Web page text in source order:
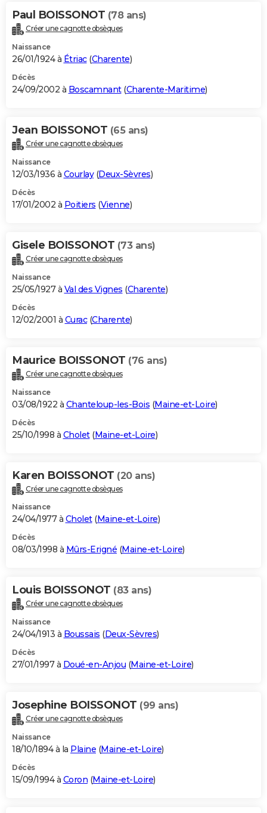
Paul BOISSONOT (78 ans)
Créer une cagnotte obsèques
Naissance
26/01/1924 à Étriac(Charente)
Décès
24/09/2002 à Boscamnant(Charente-Maritime)
Jean BOISSONOT (65 ans)
Créer une cagnotte obsèques
Naissance
12/03/1936 à Courlay(Deux-Sèvres)
Décès
17/01/2002 à Poitiers (Vienne)
Gisele BOISSONOT (73 ans)
Créer une cagnotte obsèques
Naissance
25/05/1927 à Val des Vignes (Charente)
Décès
12/02/2001 à Curac(Charente)
Maurice BOISSONOT (76 ans)
Créer une cagnotte obsèques
Naissance
03/08/1922 à Chanteloup-les-Bois (Maine-et-Loire)
Décès
25/10/1998 à Cholet(Maine-et-Loire)
Karen BOISSONOT (20 ans)
Créer une cagnotte obsèques
Naissance
24/04/1977 à Cholet(Maine-et-Loire)
Décès
08/03/1998 à Mûrs-Erigné (Maine-et-Loire)
Louis BOISSONOT (83 ans)
Créer une cagnotte obsèques
Naissance
24/04/1913 à Boussais (Deux-Sèvres)
Décès
27/01/1997 à Doué-en-Anjou (Maine-et-Loire)
Josephine BOISSONOT (99 ans)
Créer une cagnotte obsèques
Naissance
18/10/1894 à la Plaine (Maine-et-Loire)
Décès
15/09/1994 à Coron (Maine-et-Loire)